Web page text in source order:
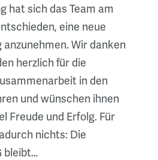
hat sich das Team am
eine neue
Wir danken
herzlich für die
in den
und wünschen ihnen
Freude und Erfolg. Für
nichts: Die
bleibt…